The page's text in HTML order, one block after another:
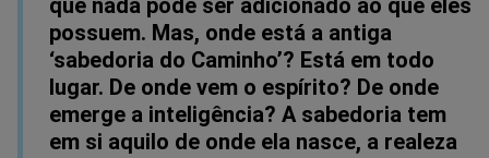
possuem. Mas, onde está a antiga
‘sabedoria do Caminho’? Está em todo
lugar. De onde vem o espírito? De onde
emerge a inteligência? A sabedoria tem
em si aquilo de onde ela nasce, a realeza